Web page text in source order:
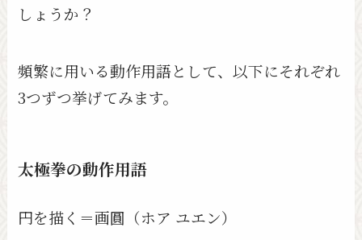
しょうか？
頻繁に用いる動作用語として、以下にそれぞれ
3つずつ挙げてみます。
太極拳の動作用語
円を描く＝画圓（ホア ユエン）